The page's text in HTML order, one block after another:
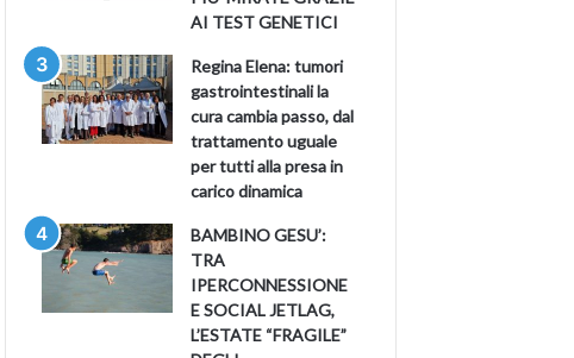
AI TEST GENETICI
Regina Elena: tumori
gastrointestinali la
cura cambia passo, dal
trattamento uguale
per tutti alla presa in
carico dinamica
BAMBINO GESU’:
TRA
IPERCONNESSIONE
E SOCIAL JETLAG,
L’ESTATE “FRAGILE”